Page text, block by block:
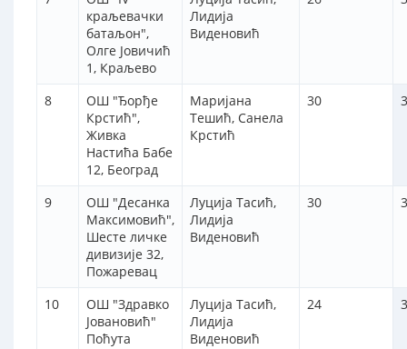
краљевачки
батаљон",
Олге Јовичић
1, Краљево
Лидија
Виденовић
8
ОШ "Ђорђе
Крстић",
Живка
Настића Бабе
12, Београд
Маријана
Тешић, Санела
Крстић
30
9
ОШ "Десанка
Максимовић",
Шесте личке
дивизије 32,
Пожаревац
Луција Тасић,
Лидија
Виденовић
30
10
ОШ "Здравко
Јовановић"
Поћута
Луција Тасић,
Лидија
Виденовић
24